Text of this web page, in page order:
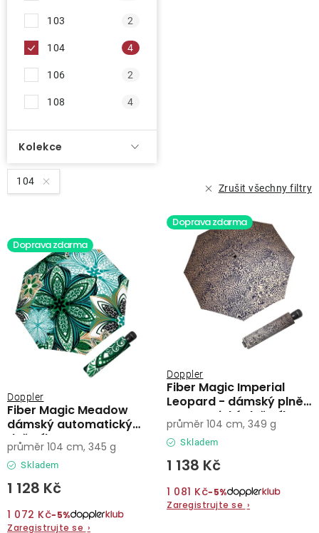
103 2
104 4
106 2
108 4
Kolekce
104
Zrušit všechny filtry
Doprava zdarma
Fiber Magic Meadow
dámský automatický
deštník
Doppler
Skladem
1 128 Kč
1 072 Kč−5%
Zaregistrujte se ›
průměr 104 cm, 345 g
Doprava zdarma
Fiber Magic Imperial
Leopard - dámský plně
automatický deštník
Doppler
Skladem
1 138 Kč
1 081 Kč−5%
Zaregistrujte se ›
průměr 104 cm, 349 g